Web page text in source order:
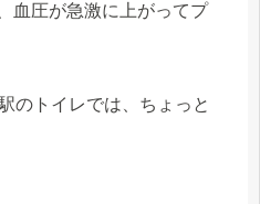
血圧が急激に上がってプ
のトイレでは、ちょっと